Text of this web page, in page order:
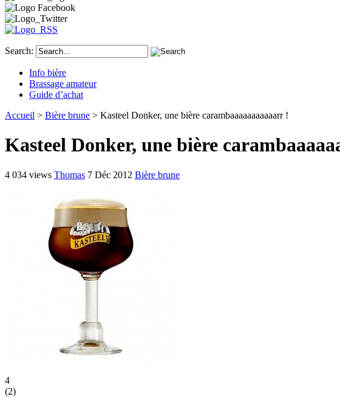
Search:
Info bière
Brassage amateur
Guide d’achat
Accueil > Bière brune > Kasteel Donker, une bière carambaaaaaaaaaaarr !
Kasteel Donker, une bière
4 034 views Thomas 7 Déc 2012 Bière brune
4
(2)